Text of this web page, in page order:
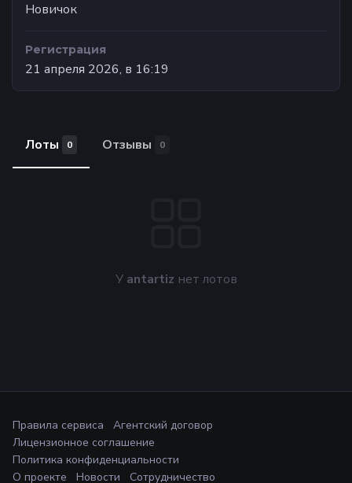
Новичок
Регистрация
21 апреля 2026, в 16:19
Лоты 0 Отзывы 0
У antartiz нет лотов
Правила сервиса
Агентский договор
Лицензионное соглашение
Политика конфиденциальности
О проекте
Новости Сотрудничество